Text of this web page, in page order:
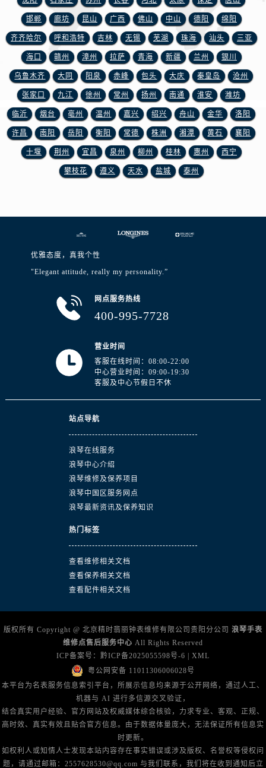
邯郸 廊坊 昆山 广西 佛山 中山 德阳 绵阳
齐齐哈尔 呼和浩特 吉林 无锡 芜湖 珠海 汕头 三亚
海口 赣州 漳州 拉萨 青海 新疆 兰州 银川
乌鲁木齐 大同 阳泉 赤峰 包头 大庆 秦皇岛 沧州
张家口 九江 徐州 常州 扬州 南通 淮安 潍坊
临沂 烟台 亳州 温州 嘉兴 绍兴 舟山 金华 洛阳
许昌 南阳 岳阳 衡阳 常德 株洲 湘潭 黄石 襄阳
十堰 荆州 宜昌 泉州 柳州 桂林 惠州 西宁
攀枝花 遵义 天水 盐城 泰州
优雅态度，真我个性
"Elegant attitude, really my personality.”
网点服务热线
400-995-7728
营业时间
客服在线时间：08:00-22:00
中心营业时间：09:00-19:30
客服及中心节假日不休
站点导航
浪琴在线服务
浪琴中心介绍
浪琴维修及保养项目
浪琴中国区服务网点
浪琴最新资讯及保养知识
热门标签
查看维修相关文档
查看保养相关文档
查看配件相关文档
版权所有 Copyright @ 北京精时翡丽钟表维修有限公司贵阳分公司 浪琴手表
维修点售后服务中心 All Rights Reserved
ICP备案号： 黔ICP备2025055598号-6
XML
粤公网安备 11011306006028号
本平台为名表服务信息索引平台，所展示信息均来源于公开网络，通过人工、
机器与 AI 进行多信源交叉验证，
结合真实用户经验、官方网站及权威媒体综合核验，力求专业、客观、正规、
高时效、真实有效且贴合官方信息。由于数据体量庞大，无法保证所有信息实
时更新。
如权利人或知情人士发现本站内容存在事实错误或涉及版权、名誉权等侵权问
题，请通过邮箱：2557628530@qq.com 与我们联系，我们将在收到通知后立